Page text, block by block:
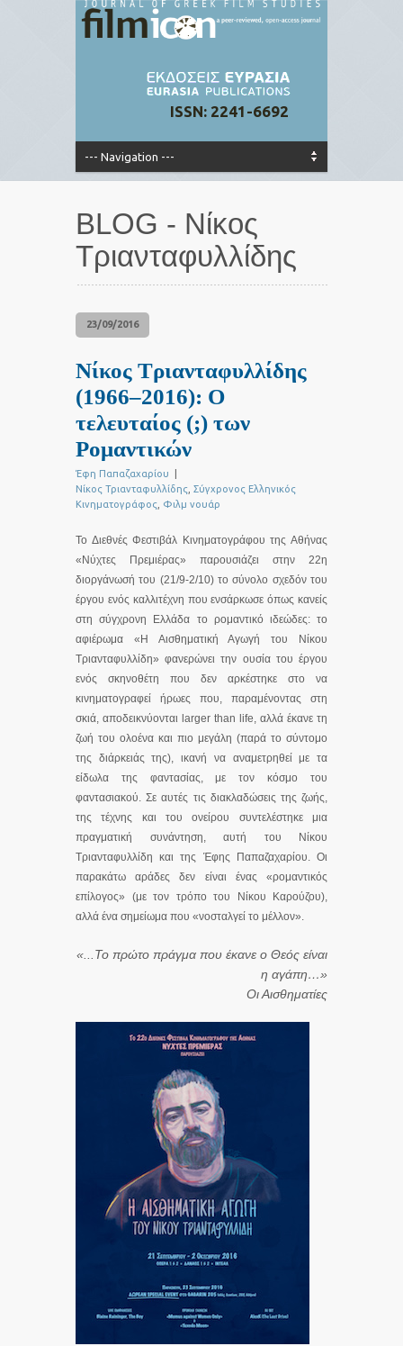
ISSN: 2241-6692
BLOG - Νίκος
Τριανταφυλλίδης
23/09/2016
Νίκος Τριανταφυλλίδης
(1966–2016): Ο
τελευταίος (;) των
Ρομαντικών
Έφη Παπαζαχαρίου
Νίκος Τριανταφυλλίδης Σύγχρονος Ελληνικός
Κινηματογράφος Φιλμ νουάρ
Το Διεθνές Φεστιβάλ Κινηματογράφου της Αθήνας
«Νύχτες Πρεμιέρας» παρουσιάζει στην 22η
διοργάνωσή του (21/9-2/10) το σύνολο σχεδόν του
έργου ενός καλλιτέχνη που ενσάρκωσε όπως κανείς
στη σύγχρονη Ελλάδα το ρομαντικό ιδεώδες: το
αφιέρωμα «Η Αισθηματική Αγωγή του Νίκου
Τριανταφυλλίδη» φανερώνει την ουσία του έργου
ενός σκηνοθέτη που δεν αρκέστηκε στο να
κινηματογραφεί ήρωες που, παραμένοντας στη
σκιά, αποδεικνύονται larger than life, αλλά έκανε τη
ζωή του ολοένα και πιο μεγάλη (παρά το σύντομο
της διάρκειάς της), ικανή να αναμετρηθεί με τα
είδωλα της φαντασίας, με τον κόσμο του
φαντασιακού. Σε αυτές τις διακλαδώσεις της ζωής,
της τέχνης και του ονείρου συντελέστηκε μια
πραγματική συνάντηση, αυτή του Νίκου
Τριανταφυλλίδη και της Έφης Παπαζαχαρίου. Οι
παρακάτω αράδες δεν είναι ένας «ρομαντικός
επίλογος» (με τον τρόπο του Νίκου Καρούζου),
αλλά ένα σημείωμα που «νοσταλγεί το μέλλον».
«...Το πρώτο πράγμα που έκανε ο Θεός είναι
η αγάπη…»
Οι Αισθηματίες